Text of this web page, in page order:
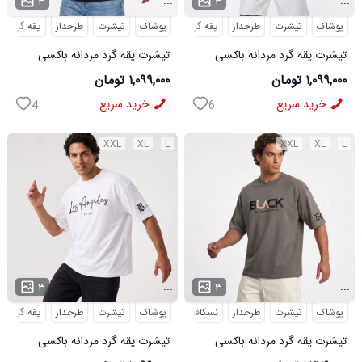
پوشاک تیشرت طرحدار یقه گرد
تیشرت یقه گرد مردانه باکسی
طرحدار ماکان مشکی مدل 50891
۱,۰۹۹,۰۰۰ تومان
خرید سریع 4
پوشاک تیشرت طرحدار یقه گرد
تیشرت یقه گرد مردانه باکسی
طرحدار ماکان آبی مدل 50892
۱,۰۹۹,۰۰۰ تومان
خرید سریع 6
L
XL
XXL
۳ ...
پوشاک تیشرت طرحدار یقه گرد
تیشرت یقه گرد مردانه باکسی
L
XL
XXL
۳ ...
پوشاک تیشرت طرحدار نسکافه ای یقه گرد
تیشرت یقه گرد مردانه باکسی